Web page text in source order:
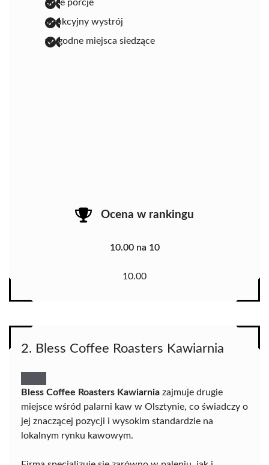
duże porcje
atrakcyjny wystrój
wygodne miejsca siedzące
Ocena w rankingu
10.00 na 10
10.00
2. Bless Coffee Roasters Kawiarnia
Bless Coffee Roasters Kawiarnia zajmuje drugie
miejsce wśród palarni kaw w Olsztynie, co świadczy o
jej znaczącej pozycji i wysokim standardzie na
lokalnym rynku kawowym.